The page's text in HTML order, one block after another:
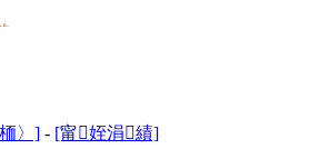
〉] - [甯姪涓績]